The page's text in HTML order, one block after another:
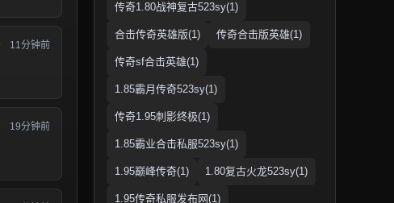
11分钟前
19分钟前
传奇1.80战神复古523sy(1)
合击传奇英雄版(1) 传奇合击版英雄(1)
传奇sf合击英雄(1)
1.85霸月传奇523sy(1)
传奇1.95刺影终极(1)
1.85霸业合击私服523sy(1)
1.95巅峰传奇(1) 1.80复古火龙523sy(1)
1.95传奇私服发布网(1)